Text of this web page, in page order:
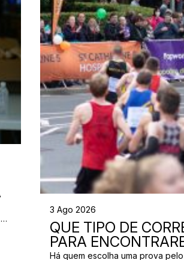
3 Ago 2026
QUE TIPO DE
PARA
Há quem escolha uma prova